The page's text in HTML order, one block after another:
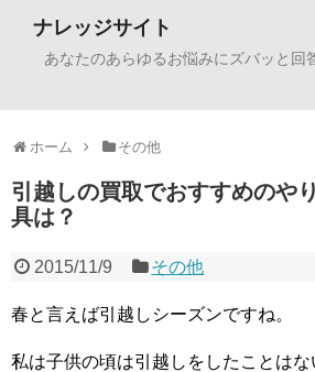
ナレッジサイト
あなたのあらゆるお悩みにズバッと回
ホーム その他
引越しの買取でおすすめのや
具は？
2015/11/9 その他
春と言えば引越しシーズンですね。
私は子供の頃は引越しをしたことは